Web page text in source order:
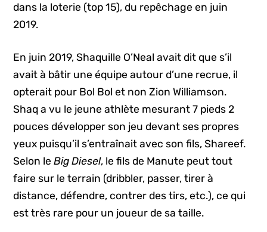
dans la loterie (top 15), du repêchage en juin
2019.
En juin 2019, Shaquille O’Neal avait dit que s’il
avait à bâtir une équipe autour d’une recrue, il
opterait pour Bol Bol et non Zion Williamson.
Shaq a vu le jeune athlète mesurant 7 pieds 2
pouces développer son jeu devant ses propres
yeux puisqu’il s’entraînait avec son fils, Shareef.
Selon leBig Diesel, le fils de Manute peut tout
faire sur le terrain (dribbler, passer, tirer à
distance, défendre, contrer des tirs, etc.), ce qui
est très rare pour un joueur de sa taille.